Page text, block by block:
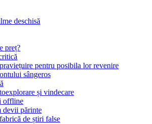
deschisă
preț?
pentru posibila lor revenire
sângeros
și vindecare
offline
devii părinte
de știri false